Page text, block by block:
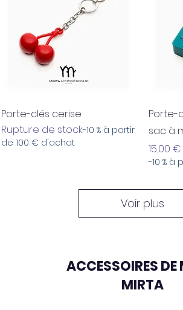
Aperçu rapide
Porte-clés cerise
Rupture de stock-10 % à partir
de 100 € d'achat
Porte-
sac à
Prix
15,00 €
-10 %
Voir plus
ACCESSOIRES DE
MIRTA